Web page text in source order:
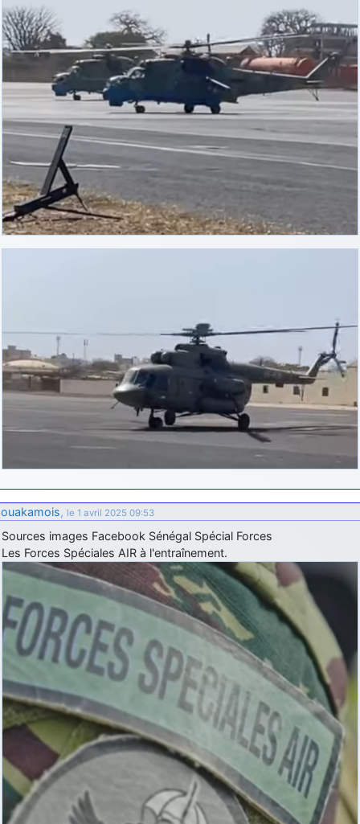
ouakamois, le 1 avril 2025 09:53
Sources images Facebook Sénégal Spécial Forces
Les Forces Spéciales AIR à l'entraînement.